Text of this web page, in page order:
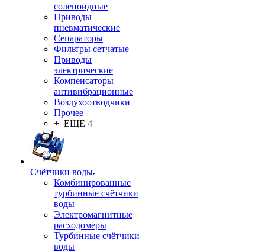
соленоидные
Приводы
пневматические
Сепараторы
Фильтры сетчатые
Приводы
электрические
Компенсаторы
антивибрационные
Воздухоотводчики
Прочее
+ ЕЩЕ 4
Счётчики воды
Комбинированные
турбинные счётчики
воды
Электромагнитные
расходомеры
Турбинные счётчики
воды